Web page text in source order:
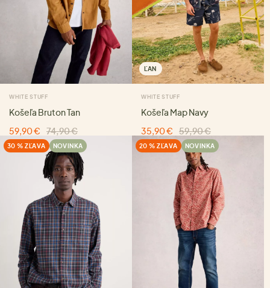
WHITE STUFF
Košeľa Bruton Tan
59,90 €
74,90 €
ĽAN
WHITE STUFF
Košeľa Map Navy
35,90 €
59,90 €
30 % ZĽAVA NOVINKA 20 % ZĽAVA NOVINKA